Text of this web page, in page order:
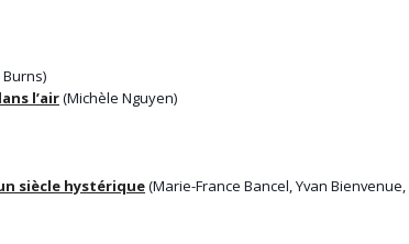
l’air(Michèle Nguyen)
siècle hystérique(Marie-France Bancel, Yvan Bienvenue,